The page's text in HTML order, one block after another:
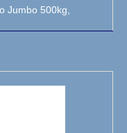
Jumbo 500kg,